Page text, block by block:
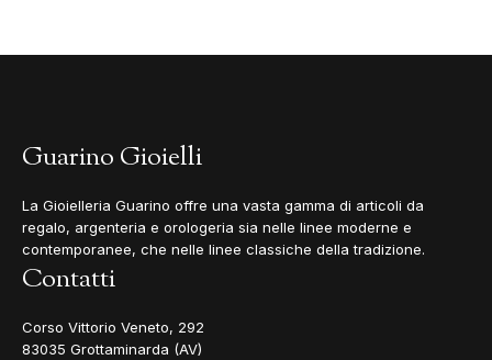
Guarino Gioielli
La Gioielleria Guarino offre una vasta gamma di articoli da
regalo, argenteria e orologeria sia nelle linee moderne e
contemporanee, che nelle linee classiche della tradizione.
Contatti
Corso Vittorio Veneto, 292
83035 Grottaminarda (AV)